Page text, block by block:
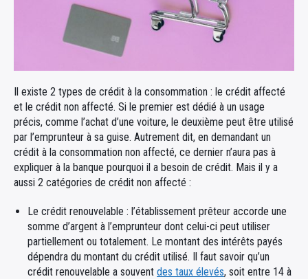
Il existe 2 types de crédit à la consommation : le crédit affecté
et le crédit non affecté. Si le premier est dédié à un usage
précis, comme l’achat d’une voiture, le deuxième peut être utilisé
par l’emprunteur à sa guise. Autrement dit, en demandant un
crédit à la consommation non affecté, ce dernier n’aura pas à
expliquer à la banque pourquoi il a besoin de crédit. Mais il y a
aussi 2 catégories de crédit non affecté :
Le crédit renouvelable : l’établissement prêteur accorde une
somme d’argent à l’emprunteur dont celui-ci peut utiliser
partiellement ou totalement. Le montant des intérêts payés
dépendra du montant du crédit utilisé. Il faut savoir qu’un
crédit renouvelable a souvent des taux élevés, soit entre 14 à